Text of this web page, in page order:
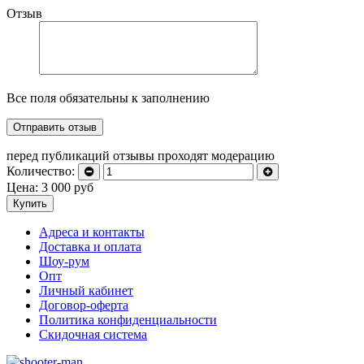
Отзыв
Все поля обязательны к заполнению
перед публикаций отзывы проходят модерацию
Количество:
Цена: 3 000 руб
Купить
Адреса и контакты
Доставка и оплата
Шоу-рум
Опт
Личный кабинет
Договор-оферта
Политика конфиденциальности
Скидочная система